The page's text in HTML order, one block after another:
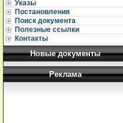
Указы
Постановления
Поиск документа
Полезные ссылки
Контакты
Новые документы
Реклама